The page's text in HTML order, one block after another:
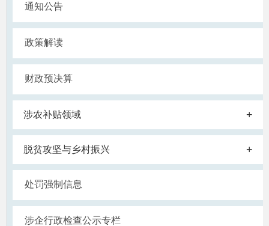
通知公告
政策解读
财政预决算
涉农补贴领域 +
脱贫攻坚与乡村振兴 +
处罚强制信息
涉企行政检查公示专栏